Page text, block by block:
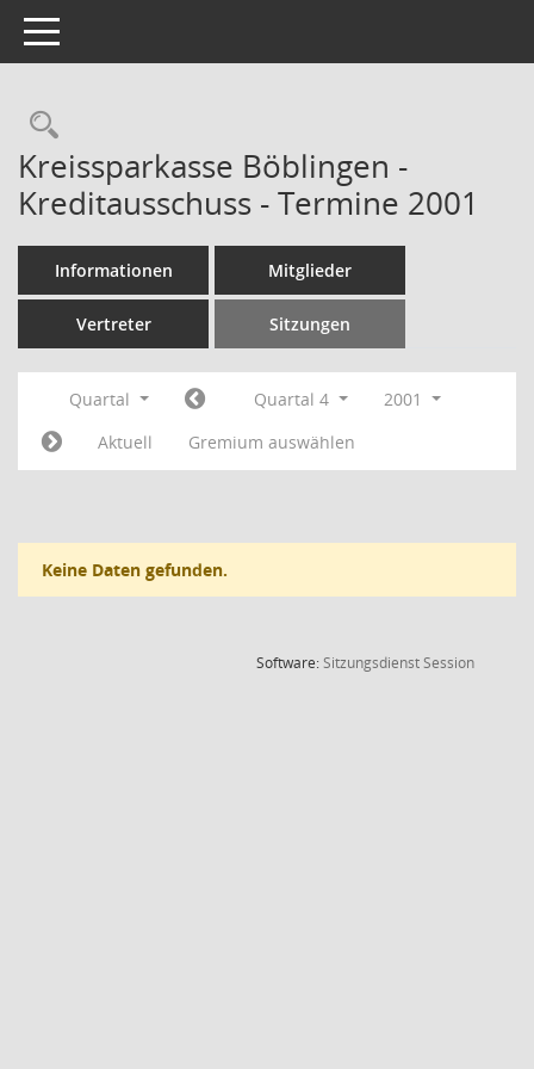
Toggle navigation
Rechercheauswahl
Kreissparkasse Böblingen -
Kreditausschuss - Termine 2001
Informationen Mitglieder
Vertreter Sitzungen
Quartal Quartal 4
2001
Aktuell
Gremium auswählen
Keine Daten gefunden.
Software:SitzungsdienstSession(Wird in